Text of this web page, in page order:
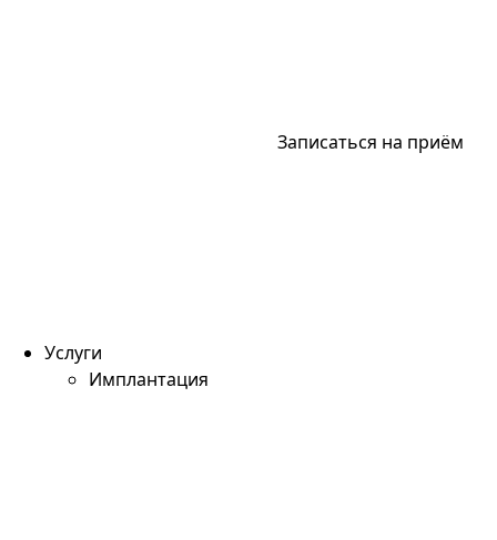
Записаться на приём
Услуги
Имплантация